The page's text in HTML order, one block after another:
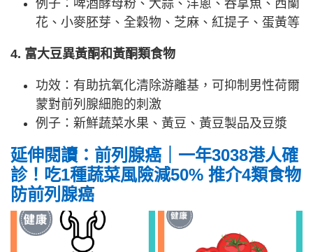
例子：啤酒酵母粉、大蒜、洋蔥、吞拿魚、西蘭
花、小麥胚芽、全穀物、芝麻、紅提子、蛋黃等
4. 富大豆異黃酮和黃酮類食物
功效：有助抗氧化清除游離基，可抑制男性荷爾
蒙對前列腺細胞的刺激
例子：新鮮蔬菜水果、黃豆、黃豆製品及豆漿
延伸閱讀：前列腺癌｜一年3038港人確
診！吃1種蔬菜風險減50% 推介4類食物
防前列腺癌